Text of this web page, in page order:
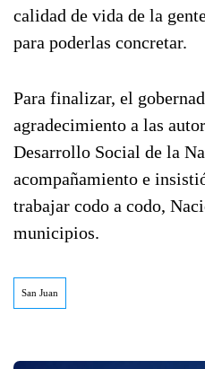
calidad de vida de la
para poderlas concretar.
Para finalizar, el
agradecimiento a las
Desarrollo Social de la
acompañamiento e
trabajar codo a codo,
municipios.
San Juan